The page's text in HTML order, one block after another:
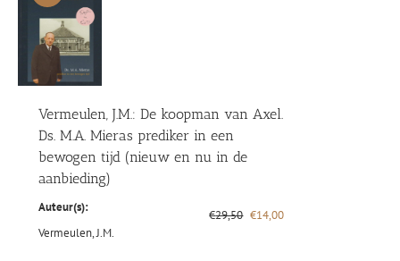
Vermeulen, J.M.: De koopman van Axel.
Ds. M.A. Mieras prediker in een
bewogen tijd (nieuw en nu in de
aanbieding)
Auteur(s):
Vermeulen, J.M.
€29,50 Oorspronkelijke
€14,00Huidige